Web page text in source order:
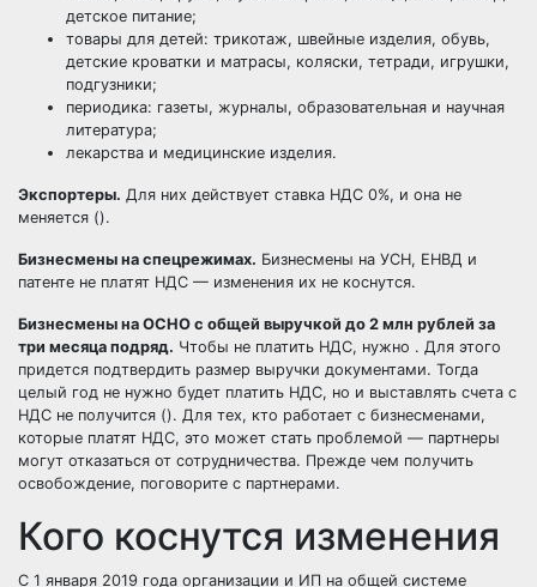
детское питание;
товары для детей: трикотаж, швейные изделия, обувь,
детские кроватки и матрасы, коляски, тетради, игрушки,
подгузники;
периодика: газеты, журналы, образовательная и научная
литература;
лекарства и медицинские изделия.
Экспортеры. Для них действует ставка НДС 0%, и она не
меняется ().
Бизнесмены на спецрежимах. Бизнесмены на УСН, ЕНВД и
патенте не платят НДС — изменения их не коснутся.
Бизнесмены на ОСНО с общей выручкой до 2 млн рублей за
три месяца подряд. Чтобы не платить НДС, нужно . Для этого
придется подтвердить размер выручки документами. Тогда
целый год не нужно будет платить НДС, но и выставлять счета с
НДС не получится (). Для тех, кто работает с бизнесменами,
которые платят НДС, это может стать проблемой — партнеры
могут отказаться от сотрудничества. Прежде чем получить
освобождение, поговорите с партнерами.
Кого коснутся изменения
С 1 января 2019 года организации и ИП на общей системе